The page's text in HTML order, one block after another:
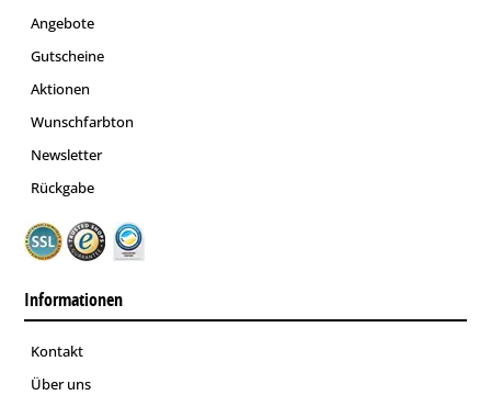
Angebote
Gutscheine
Aktionen
Wunschfarbton
Newsletter
Rückgabe
Informationen
Kontakt
Über uns